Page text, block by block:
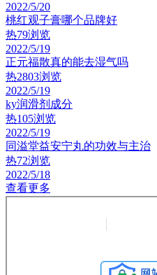
2022/5/20
桃红观子膏哪个品牌好
热79浏览
2022/5/19
正元福散真的能去湿气吗
热2803浏览
2022/5/19
ky润滑剂成分
热105浏览
2022/5/19
同溢堂益安宁丸的功效与主治
热72浏览
2022/5/18
查看更多